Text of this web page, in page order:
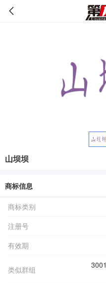
山坝坝
商标信息
商标类别
注册号
有效期
类似群组